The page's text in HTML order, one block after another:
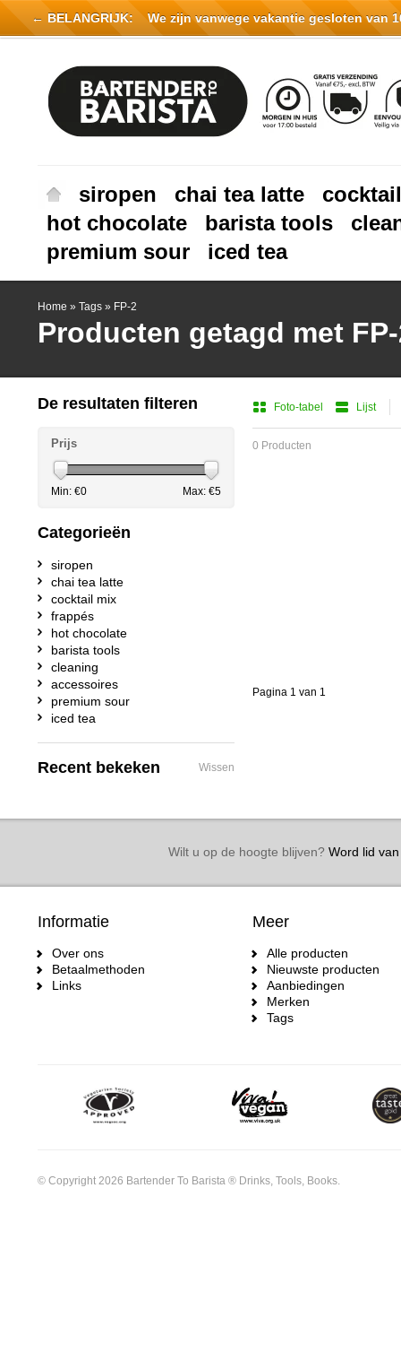
siropen chai tea latte
hot chocolate
barista tools
premium sour
iced tea
Home » Tags » FP-2
Producten getagd met
Foto-tabel Lijst
0 Producten
Pagina 1 van 1
De resultaten filteren
Prijs
Min: €0 Max: €5
Categorieën
siropen
chai tea latte
cocktail mix
frappés
hot chocolate
barista tools
cleaning
accessoires
premium sour
iced tea
Recent bekeken Wissen
Wilt u op de hoogte blijven?Word lid van
Informatie
Over ons
Betaalmethoden
Links
Meer
Alle producten
Nieuwste producten
Aanbiedingen
Merken
Tags
© Copyright 2026 Bartender To Barista ® Drinks, Tools, Books.
← BELANGRIJK: We zijn vanwege vakantie gesloten van